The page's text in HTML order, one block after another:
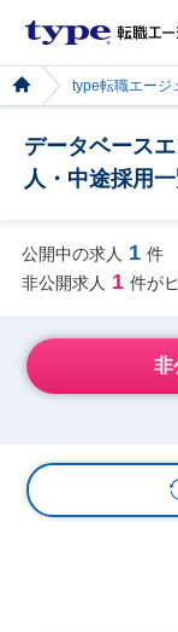
type転職エージ
データベース
人・中途採用
公開中の求人 1 件
非公開求人 1 件が
非